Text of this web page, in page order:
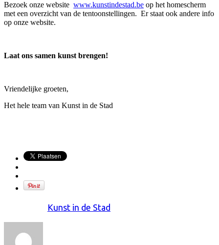
Bezoek onze website www.kunstindestad.be op het homescherm
met een overzicht van de tentoonstellingen. Er staat ook andere info
op onze website.
Laat ons samen kunst brengen!
Vriendelijke groeten,
Het hele team van Kunst in de Stad
Kunst in de Stad